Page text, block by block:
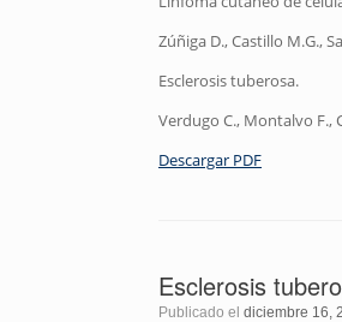
Zúñiga D., Castillo M.G.,
Esclerosis tuberosa.
Verdugo C., Montalvo F.,
Descargar PDF
Esclerosis
Publicado el diciembre 16,